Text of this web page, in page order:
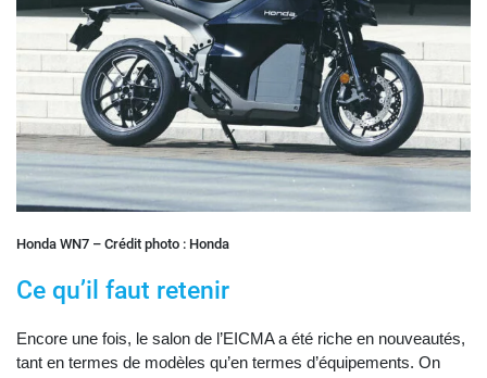
Honda WN7 – Crédit photo : Honda
Ce qu’il faut retenir
Encore une fois, le salon de l’EICMA a été riche en nouveautés,
tant en termes de modèles qu’en termes d’équipements. On